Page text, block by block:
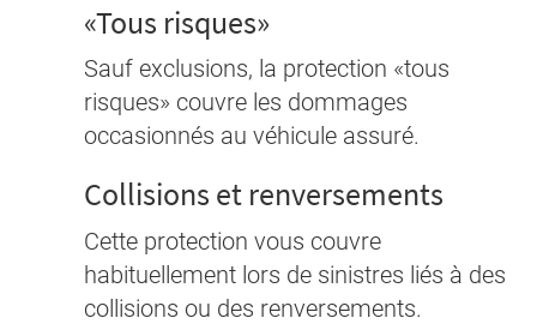
«Tous risques»
Sauf exclusions, la protection «tous
risques» couvre les dommages
occasionnés au véhicule assuré.
Collisions et renversements
Cette protection vous couvre
habituellement lors de sinistres liés à des
collisions ou des renversements.